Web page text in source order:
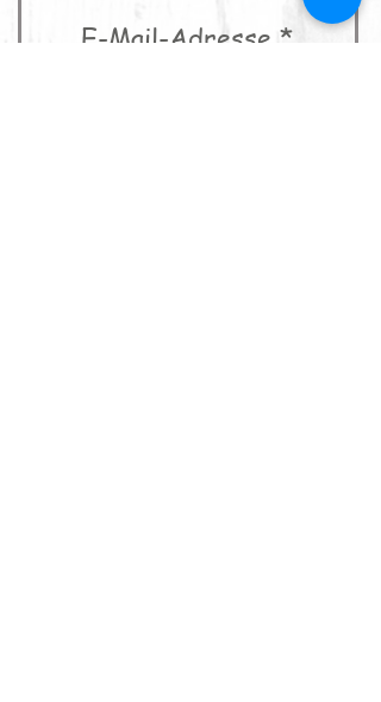
E-Mail-Adresse